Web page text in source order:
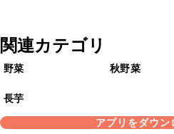
関連カテゴリ
野菜 秋野菜
長芋
アプリをダウン